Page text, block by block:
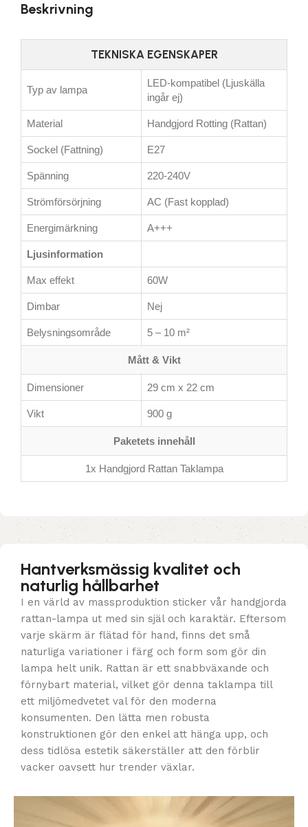
Beskrivning
TEKNISKA EGENSKAPER
Typ av lampa
LED-kompatibel (Ljuskälla
ingår ej)
Material Handgjord Rotting (Rattan)
Sockel (Fattning) E27
Spänning 220-240V
Strömförsörjning AC (Fast kopplad)
Energimärkning A+++
Ljusinformation
Max effekt 60W
Dimbar Nej
Belysningsområde 5 – 10 m²
Mått & Vikt
Dimensioner 29 cm x 22 cm
Vikt 900 g
Paketets innehåll
1x Handgjord Rattan Taklampa
Hantverksmässig kvalitet och
naturlig hållbarhet
I en värld av massproduktion sticker vår handgjorda
rattan-lampa ut med sin själ och karaktär. Eftersom
varje skärm är flätad för hand, finns det små
naturliga variationer i färg och form som gör din
lampa helt unik. Rattan är ett snabbväxande och
förnybart material, vilket gör denna taklampa till
ett miljömedvetet val för den moderna
konsumenten. Den lätta men robusta
konstruktionen gör den enkel att hänga upp, och
dess tidlösa estetik säkerställer att den förblir
vacker oavsett hur trender växlar.